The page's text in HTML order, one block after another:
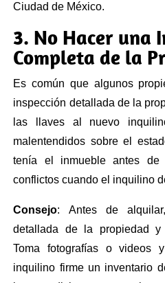
Ciudad de México.
3. No Hacer una
Completa de la
Es común que algunos
inspección detallada de la
las llaves al nuevo
malentendidos sobre el
tenía el inmueble antes de
conflictos cuando el inquilino
Consejo: Antes de
detallada de la propiedad y
Toma fotografías o videos
inquilino firme un inventario